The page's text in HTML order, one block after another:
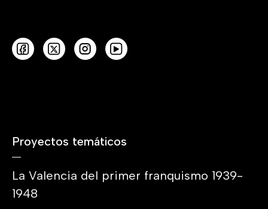
Proyectos temáticos
La Valencia del primer franquismo 1939-
1948